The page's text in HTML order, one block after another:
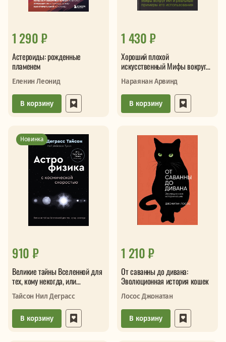
1 290 ₽
Астероиды: рожденные
пламенем
Еленин Леонид
В корзину
1 430 ₽
Хороший плохой
искусственный Мифы вокруг
ИИ и реальные примеры его
использования
Нараянан Арвинд
В корзину
Новинка
910 ₽
Великие тайны Вселенной для
тех, кому некогда, или
Астрофизика с космической
скоростью
Тайсон Нил Деграсс
В корзину
1 210 ₽
От саванны до дивана:
Эволюционная история кошек
Лосос Джонатан
В корзину